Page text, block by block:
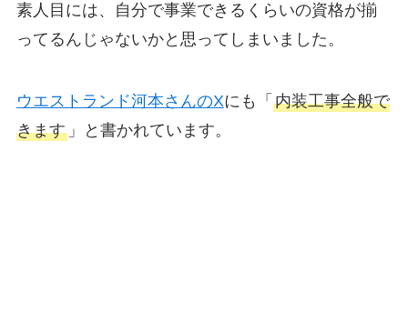
素人目には、自分で事業できるくらいの資格が揃
ってるんじゃないかと思ってしまいました。
ウエストランド河本さんのXにも「 内装工事全般で
きます」と書かれています。